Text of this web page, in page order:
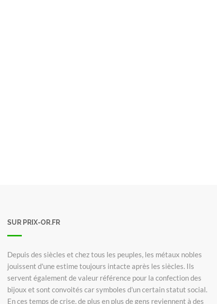
SUR PRIX-OR.FR
Depuis des siècles et chez tous les peuples, les métaux nobles
jouissent d'une estime toujours intacte après les siècles. Ils
servent également de valeur référence pour la confection des
bijoux et sont convoités car symboles d'un certain statut social.
En ces temps de crise, de plus en plus de gens reviennent à des